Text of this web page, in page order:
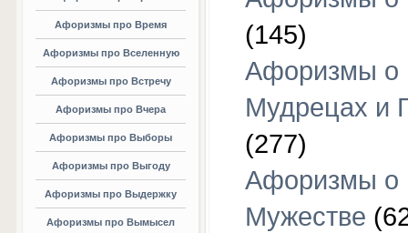
Афоризмы про Время
Афоризмы про Вселенную
Афоризмы про Встречу
Афоризмы про Вчера
Афоризмы про Выборы
Афоризмы про Выгоду
Афоризмы про Выдержку
Афоризмы про Вымысел
(145)
Афоризмы о
Мудрецах и
(277)
Афоризмы о
Мужестве